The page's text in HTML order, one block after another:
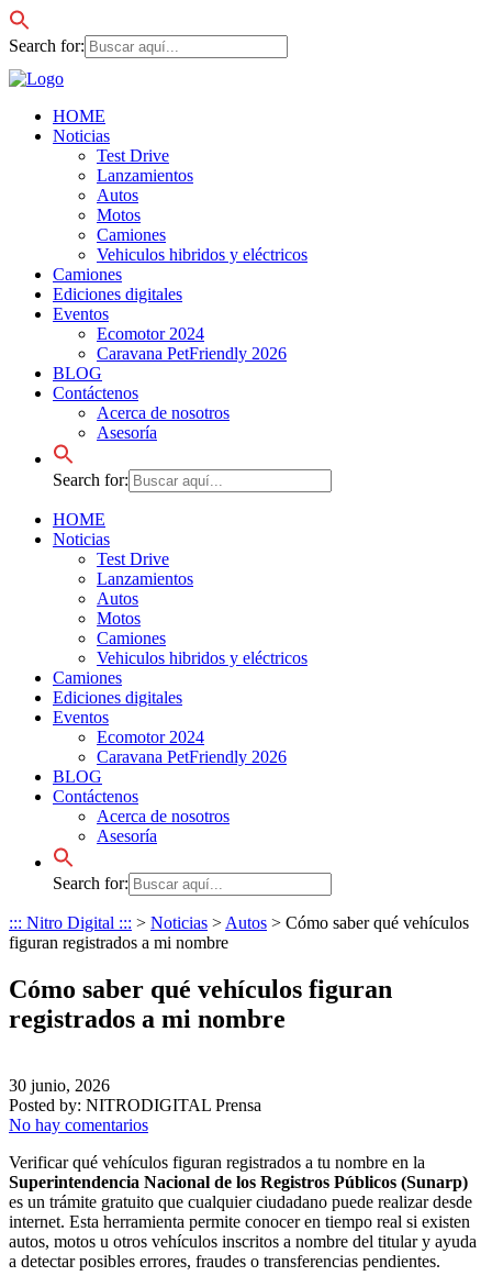
Search for:
HOME
Noticias
Test Drive
Lanzamientos
Autos
Motos
Camiones
Vehiculos hibridos y eléctricos
Camiones
Ediciones digitales
Eventos
Ecomotor 2024
Caravana PetFriendly 2026
BLOG
Contáctenos
Acerca de nosotros
Asesoría
Search for:
HOME
Noticias
Test Drive
Lanzamientos
Autos
Motos
Camiones
Vehiculos hibridos y eléctricos
Camiones
Ediciones digitales
Eventos
Ecomotor 2024
Caravana PetFriendly 2026
BLOG
Contáctenos
Acerca de nosotros
Asesoría
Search for:
::: Nitro Digital ::: > Noticias > Autos > Cómo saber qué vehículos
figuran registrados a mi nombre
Cómo saber qué vehículos figuran
registrados a mi nombre
30 junio, 2026
Posted by: NITRODIGITAL Prensa
No hay comentarios
Verificar qué vehículos figuran registrados a tu nombre en la
Superintendencia Nacional de los Registros Públicos (Sunarp)
es un trámite gratuito que cualquier ciudadano puede realizar desde
internet. Esta herramienta permite conocer en tiempo real si existen
autos, motos u otros vehículos inscritos a nombre del titular y ayuda
a detectar posibles errores, fraudes o transferencias pendientes.